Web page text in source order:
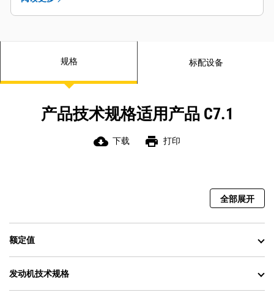
规格 标配设备
产品技术规格适用产品 C7.1
cloud_download 下载 print 打印
全部展开
额定值
发动机技术规格